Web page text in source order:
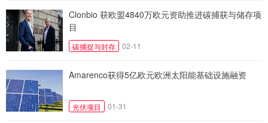
Clonbio 获欧盟4840万欧元资助推进碳捕获与储存项
目
碳捕捉与封存 02-11
Amarenco获得5亿欧元欧洲太阳能基础设施融资
光伏项目 01-31